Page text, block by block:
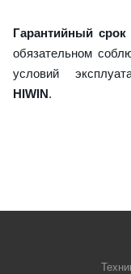
Гарантийный
обязательном
условий
HIWIN.